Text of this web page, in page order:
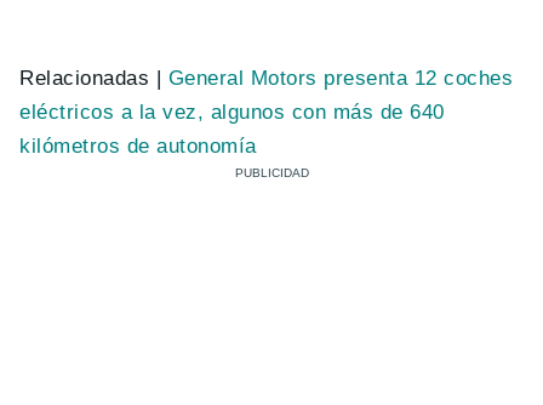
Relacionadas | General Motors presenta 12 coches
eléctricos a la vez, algunos con más de 640
kilómetros de autonomía